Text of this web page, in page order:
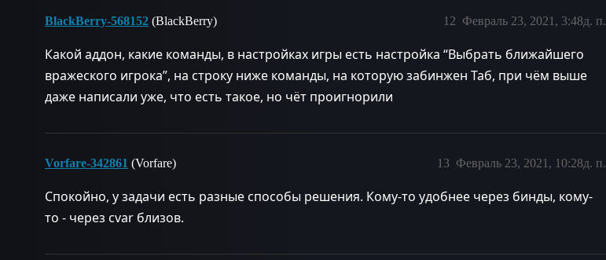
BlackBerry-568152 (BlackBerry) Февраль 23, 2021, 3:48д. п.
12
Какой аддон, какие команды, в настройках игры есть настройка “Выбрать ближайшего
вражеского игрока”, на строку ниже команды, на которую забинжен Таб, при чём выше
даже написали уже, что есть такое, но чёт проигнорили
Vorfare-342861 (Vorfare) Февраль 23, 2021, 10:28д. п.
13
Спокойно, у задачи есть разные способы решения. Кому-то удобнее через бинды, кому-
то - через cvar близов.